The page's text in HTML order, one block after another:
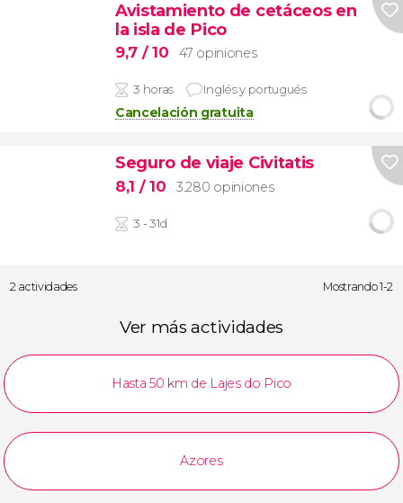
Avistamiento de cetáceos en
la isla de Pico
9,7 / 10 47 opiniones
3 horas Inglés y portugués
Cancelación gratuita
Seguro de viaje Civitatis
8,1 / 10 3.280 opiniones
3 - 31d
2 actividades Mostrando 1-2
Ver más actividades
Hasta 50 km de Lajes do Pico
Azores